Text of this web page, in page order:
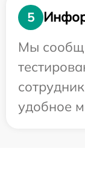
5
Мы
удобное